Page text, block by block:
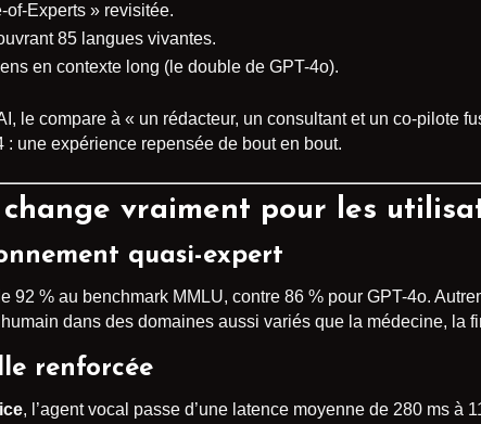
of-Experts » revisitée.
85 langues vivantes.
en contexte long (le double de GPT-4o).
le compare à « un rédacteur, un consultant et un co-pilote
une expérience repensée de bout en bout.
change vraiment pour les
quasi-expert
92 % au benchmark MMLU, contre 86 % pour GPT-4o.
humain dans des domaines aussi variés que la médecine, la
renforcée
, l’agent vocal passe d’une latence moyenne de 280 ms à